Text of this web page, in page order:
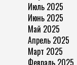
Июль 2025
Июнь 2025
Май 2025
Апрель 2025
Март 2025
Февраль 2025